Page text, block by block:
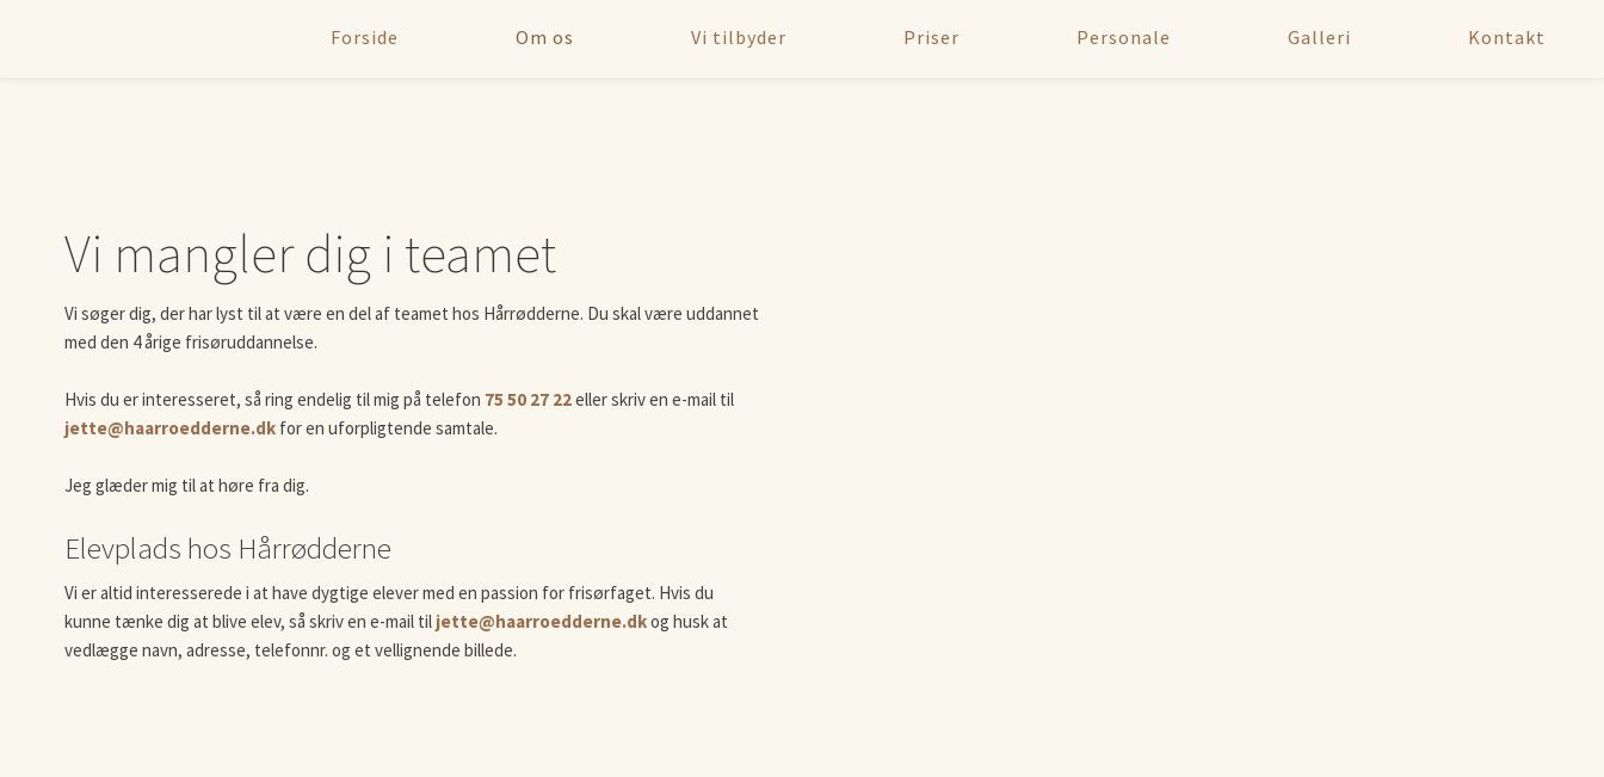
Forside Om os Vi tilbyder Priser Personale Galleri Kontakt
Vi mangler dig i teamet
Vi søger dig, der har lyst til at være en del af teamet hos Hårrødderne. Du skal være uddannet
med den 4 årige frisøruddannelse.
Hvis du er interesseret, så ring endelig til mig på telefon 75 50 27 22eller skriv en e-mail til
jette@haarroedderne.dk for en uforpligtende samtale.
​Jeg glæder mig til at høre fra dig.
Elevplads hos Hårrødderne
Vi er altid interesserede i at have dygtige elever med en passion for frisørfaget. Hvis du
kunne tænke dig at blive elev, så skriv en e-mail til jette@haarroedderne.dkog husk at
vedlægge navn, adresse, telefonnr. og et vellignende billede.